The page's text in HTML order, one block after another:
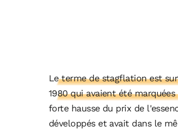
Le terme de stagflation est
1980 qui avaient été
forte hausse du prix de
développés et avait dans le